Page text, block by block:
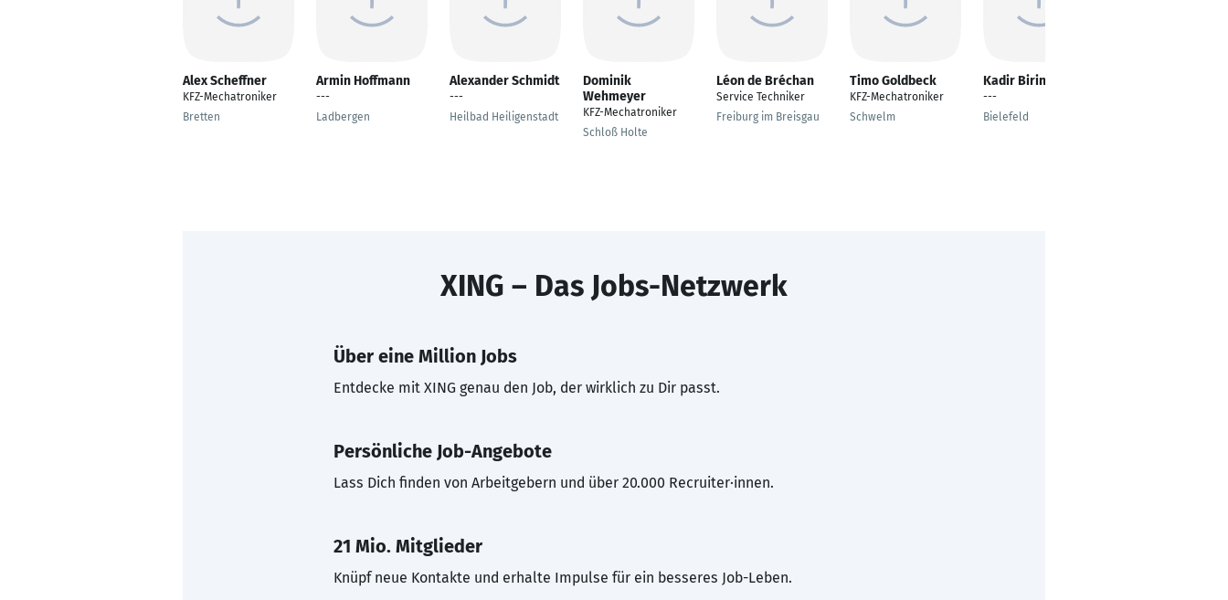
Alex Scheffner
KFZ-Mechatroniker
Bretten
Armin Hoffmann
---
Ladbergen
Alexander Schmidt
---
Heilbad Heiligenstadt
Dominik
Wehmeyer
KFZ-Mechatroniker
Schloß Holte
Léon de Bréchan
Service Techniker
Freiburg im Breisgau
Timo Goldbeck
KFZ-Mechatroniker
Schwelm
Kadir Birinci
---
Bielefeld
XING – Das Jobs-Netzwerk
Über eine Million Jobs
Entdecke mit XING genau den Job, der wirklich zu Dir passt.
Persönliche Job-Angebote
Lass Dich finden von Arbeitgebern und über 20.000 Recruiter·innen.
21 Mio. Mitglieder
Knüpf neue Kontakte und erhalte Impulse für ein besseres Job-Leben.